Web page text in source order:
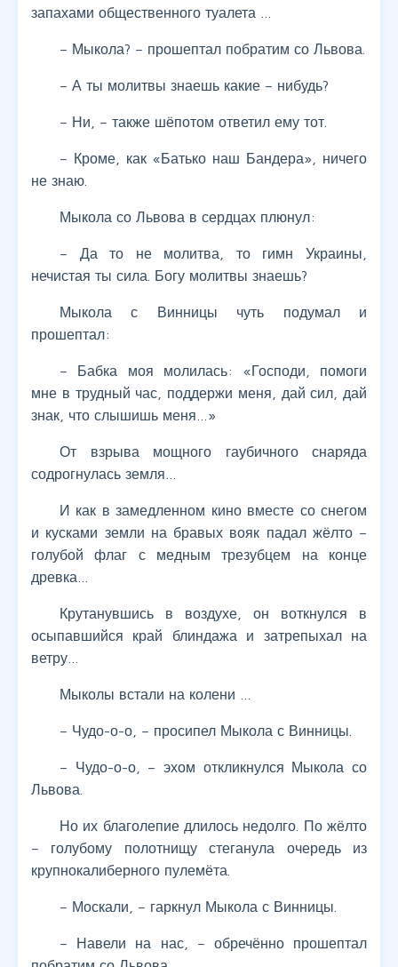
запахами общественного туалета …
– Мыкола? – прошептал побратим со Львова.
– А ты молитвы знаешь какие – нибудь?
– Ни, – также шёпотом ответил ему тот.
– Кроме, как «Батько наш Бандера», ничего
не знаю.
Мыкола со Львова в сердцах плюнул:
– Да то не молитва, то гимн Украины,
нечистая ты сила. Богу молитвы знаешь?
Мыкола с Винницы чуть подумал и
прошептал:
– Бабка моя молилась: «Господи, помоги
мне в трудный час, поддержи меня, дай сил, дай
знак, что слышишь меня…»
От взрыва мощного гаубичного снаряда
содрогнулась земля…
И как в замедленном кино вместе со снегом
и кусками земли на бравых вояк падал жёлто –
голубой флаг с медным трезубцем на конце
древка…
Крутанувшись в воздухе, он воткнулся в
осыпавшийся край блиндажа и затрепыхал на
ветру…
Мыколы встали на колени …
– Чудо-о-о, – просипел Мыкола с Винницы.
– Чудо-о-о, – эхом откликнулся Мыкола со
Львова.
Но их благолепие длилось недолго. По жёлто
– голубому полотнищу стеганула очередь из
крупнокалиберного пулемёта.
– Москали, – гаркнул Мыкола с Винницы.
– Навели на нас, – обречённо прошептал